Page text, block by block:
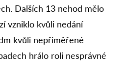
Dalších 13 nehod mělo
vzniklo kvůli nedání
kvůli nepřiměřené
hrálo roli nesprávné